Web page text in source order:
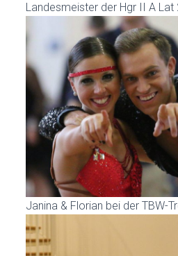
Landesmeister der Hgr II A Lat
Janina & Florian bei der TBW-